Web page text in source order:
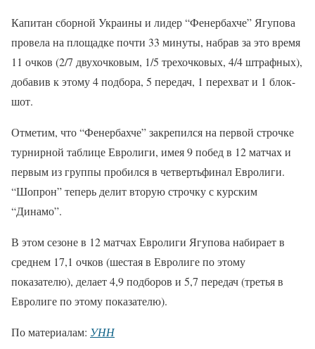
Капитан сборной Украины и лидер “Фенербахче” Ягупова
провела на площадке почти 33 минуты, набрав за это время
11 очков (2/7 двухочковым, 1/5 трехочковых, 4/4 штрафных),
добавив к этому 4 подбора, 5 передач, 1 перехват и 1 блок-
шот.
Отметим, что “Фенербахче” закрепился на первой строчке
турнирной таблице Евролиги, имея 9 побед в 12 матчах и
первым из группы пробился в четвертьфинал Евролиги.
“Шопрон” теперь делит вторую строчку с курским
“Динамо”.
В этом сезоне в 12 матчах Евролиги Ягупова набирает в
среднем 17,1 очков (шестая в Евролиге по этому
показателю), делает 4,9 подборов и 5,7 передач (третья в
Евролиге по этому показателю).
По материалам: УНН